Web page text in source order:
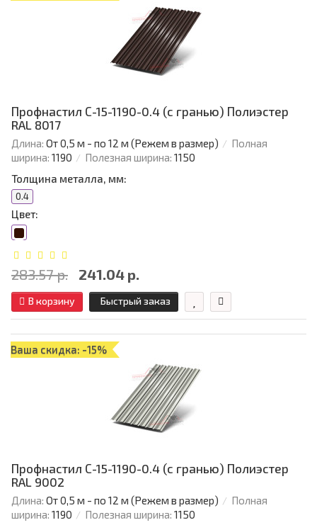
Профнастил С-15-1190-0.4 (с гранью) Полиэстер
RAL 8017
Длина: От 0,5 м - по 12 м (Режем в размер)
Полная
ширина: 1190 Полезная ширина: 1150
Толщина металла, мм:
0.4
Цвет:
283.57 р. 241.04 р.
В корзину Быстрый заказ
Ваша скидка: -15%
Профнастил С-15-1190-0.4 (с гранью) Полиэстер
RAL 9002
Длина: От 0,5 м - по 12 м (Режем в размер)
Полная
ширина: 1190 Полезная ширина: 1150